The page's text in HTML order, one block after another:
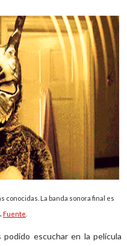
conocidas. La banda sonora final es
Fuente
podido escuchar en la película